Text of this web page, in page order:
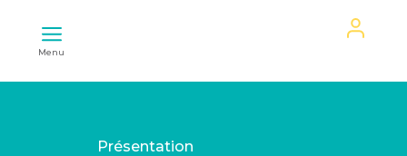
Menu
Présentation